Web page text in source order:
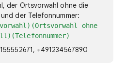
der Ortsvorwahl ohne die
der Telefonnummer:
ohne
+491234567890